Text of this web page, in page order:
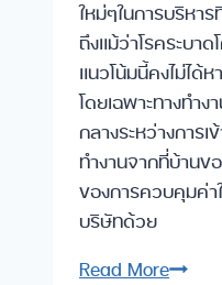
ใหม่ๆในการบริหา
ถึงแม้ว่าโรคระบา
แนวโน้มนี้คงไม่ได้ห
โดยเฉพาะทางทำ
กลางระหว่างการ
ทำงานจากที่บ้านข
ของการควบคุมค่
บริษัทด้วย
Read Moreวิธี